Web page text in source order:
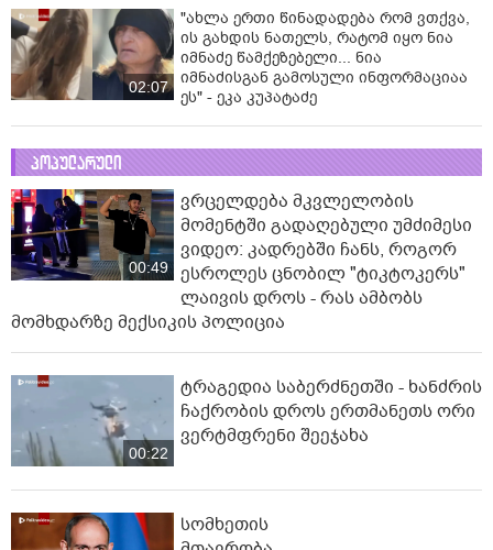
02:07
"ახლა ერთი წინადადება რომ ვთქვა,
ის გახდის ნათელს, რატომ იყო ნია
იმნაძე წამქეზებელი... ნია
იმნაძისგან გამოსული ინფორმაციაა
ეს" - ეკა კუპატაძე
პოპულარული
00:49
ვრცელდება მკვლელობის
მომენტში გადაღებული უმძიმესი
ვიდეო: კადრებში ჩანს, როგორ
ესროლეს ცნობილ "ტიკტოკერს"
ლაივის დროს - რას ამბობს
მომხდარზე მექსიკის პოლიცია
00:22
ტრაგედია საბერძნეთში - ხანძრის
ჩაქრობის დროს ერთმანეთს ორი
ვერტმფრენი შეეჯახა
სომხეთის